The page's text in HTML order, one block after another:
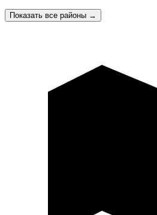
Показать все районы →